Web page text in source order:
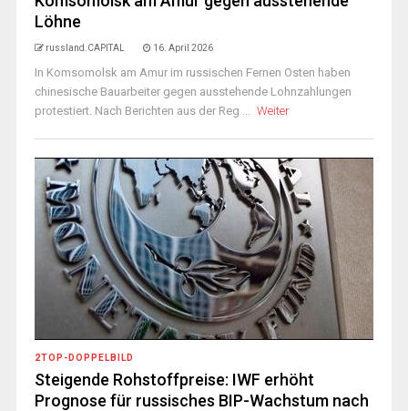
Löhne
russland.CAPITAL 16. April 2026
In Komsomolsk am Amur im russischen Fernen Osten haben
chinesische Bauarbeiter gegen ausstehende Lohnzahlungen
protestiert. Nach Berichten aus der Reg ... Weiter
2TOP-DOPPELBILD
Steigende Rohstoffpreise: IWF erhöht
Prognose für russisches BIP-Wachstum nach